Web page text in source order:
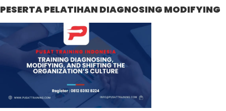
PESERTA PELATIHAN DIAGNOSING MODIFYING